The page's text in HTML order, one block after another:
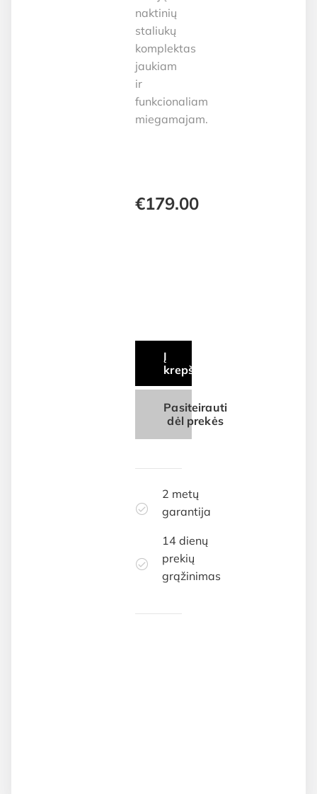
naktinių
staliukų
komplektas
jaukiam
ir
funkcionaliam
miegamajam.
€179.00
Į
krepšelį
Pasiteirauti
dėl prekės
2 metų
garantija
14 dienų
prekių
grąžinimas